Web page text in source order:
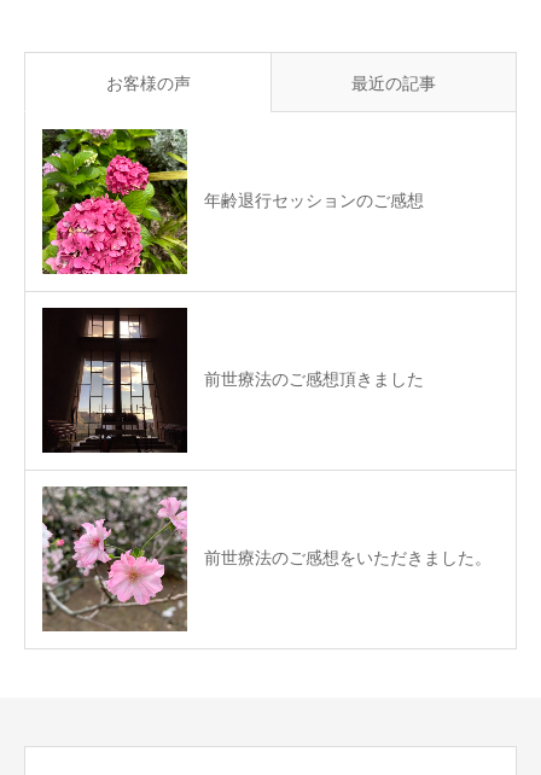
お客様の声 最近の記事
年齢退行セッションのご感想
前世療法のご感想頂きました
前世療法のご感想をいただきました。